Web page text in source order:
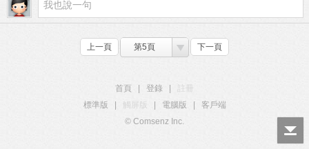
上一頁 第5頁 下一頁
首頁 登錄
標準版
觸屏版 電腦版
客戶端
© Comsenz Inc.